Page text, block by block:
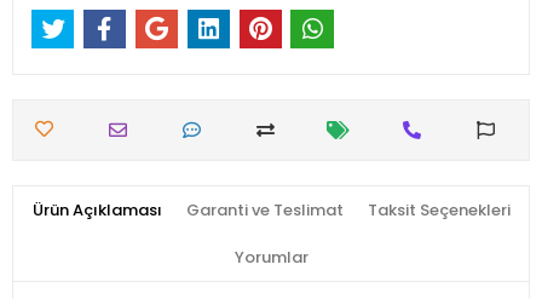
Ürün Açıklaması Garanti ve Teslimat Taksit Seçenekleri
Yorumlar